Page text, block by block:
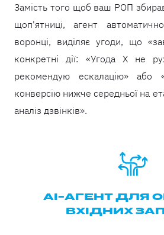
Замість того щоб ваш РОП
щоп'ятниці, агент
воронці, виділяє угоди, що
конкретні дії: «Угода X не
рекомендую ескалацію»
конверсію нижче середньої на
аналіз дзвінків».
AI-АГЕНТ ДЛЯ
ВХІДНИХ